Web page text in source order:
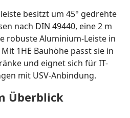
besitzt um 45° gedrehte
nach DIN 49440, eine 2 m
robuste Aluminium-Leiste in
1HE Bauhöhe passt sie in
und eignet sich für IT-
mit USV-Anbindung.
Überblick